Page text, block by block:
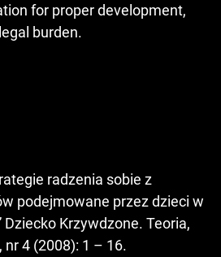
for proper development,
burden.
radzenia sobie z
podejmowane przez dzieci w
Krzywdzone. Teoria,
nr 4 (2008): 1 – 16.